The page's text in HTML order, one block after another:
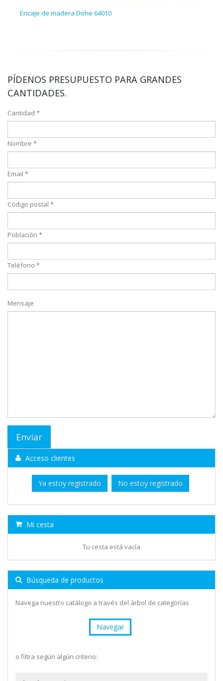
Encaje de madera Dohe 64010
PÍDENOS PRESUPUESTO PARA GRANDES
CANTIDADES.
Cantidad *
Nombre *
Email *
Código postal *
Población *
Teléfono *
Mensaje
Acceso clientes
Ya estoy registrado No estoy registrado
Mi cesta
Tu cesta está vacía
Búsqueda de productos
Navega nuestro catálogo a través del árbol de categorías
Navegar
o filtra según algún criterio: